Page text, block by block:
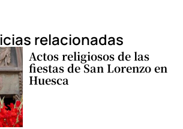
relacionadas
Actos religiosos de las
fiestas de San Lorenzo en
Huesca